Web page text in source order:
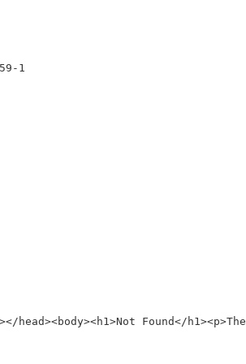
1
Found</